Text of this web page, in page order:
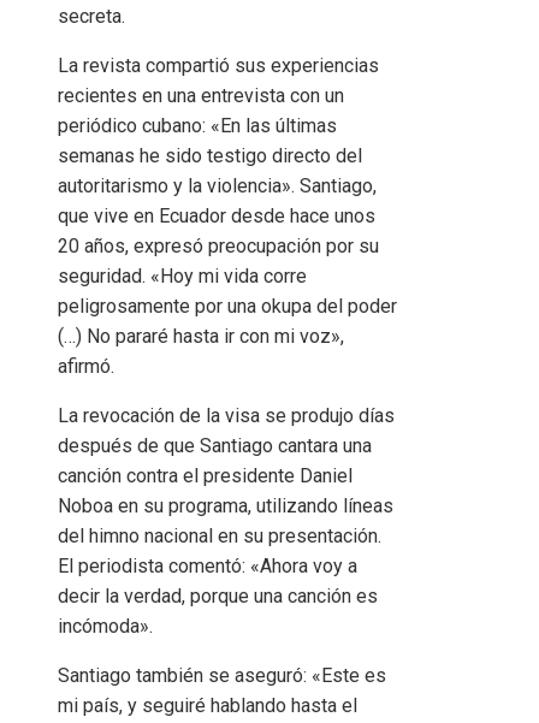
secreta.
La revista compartió sus experiencias
recientes en una entrevista con un
periódico cubano: «En las últimas
semanas he sido testigo directo del
autoritarismo y la violencia». Santiago,
que vive en Ecuador desde hace unos
20 años, expresó preocupación por su
seguridad. «Hoy mi vida corre
peligrosamente por una okupa del poder
(…) No pararé hasta ir con mi voz»,
afirmó.
La revocación de la visa se produjo días
después de que Santiago cantara una
canción contra el presidente Daniel
Noboa en su programa, utilizando líneas
del himno nacional en su presentación.
El periodista comentó: «Ahora voy a
decir la verdad, porque una canción es
incómoda».
Santiago también se aseguró: «Este es
mi país, y seguiré hablando hasta el